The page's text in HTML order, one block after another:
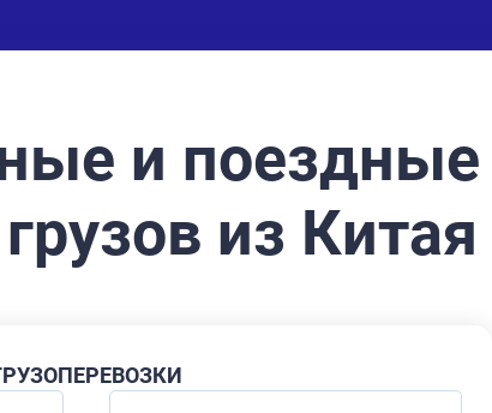
и поездные
из Китая